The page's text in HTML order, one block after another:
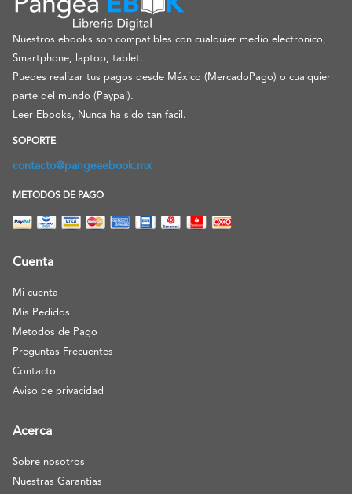
Nuestros ebooks son compatibles con cualquier medio electronico,
Smartphone, laptop, tablet.
Puedes realizar tus pagos desde México (MercadoPago) o cualquier
parte del mundo (Paypal).
Leer Ebooks, Nunca ha sido tan facil.
SOPORTE
contacto@pangeaebook.mx
METODOS DE PAGO
Cuenta
Mi cuenta
Mis Pedidos
Metodos de Pago
Preguntas Frecuentes
Contacto
Aviso de privacidad
Acerca
Sobre nosotros
Nuestras Garantías